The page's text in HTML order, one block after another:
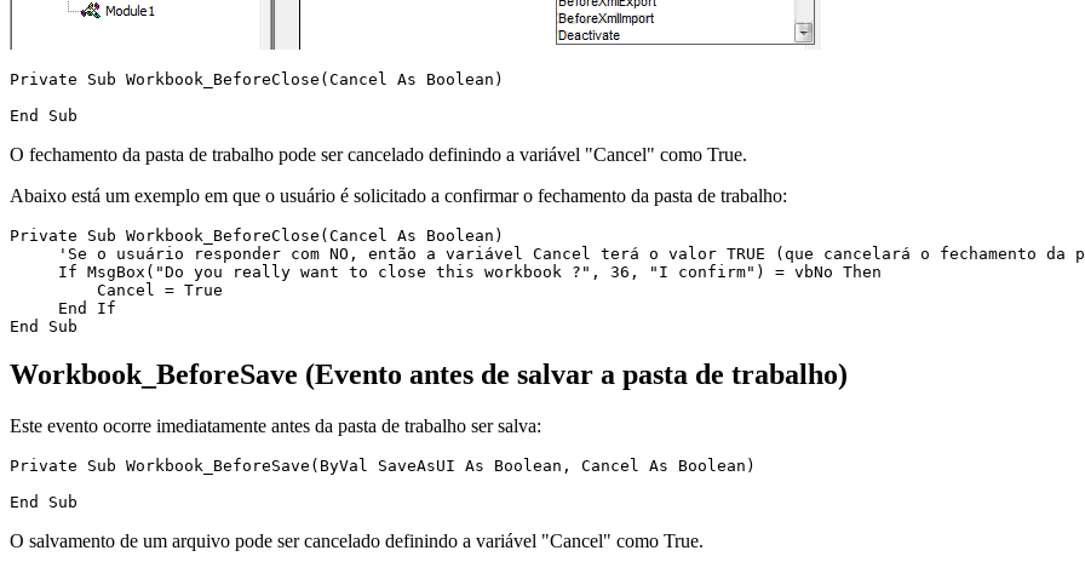
Private Sub Workbook_BeforeClose(Cancel As Boolean)
O fechamento da pasta de trabalho pode ser cancelado definindo a variável "Cancel" como True.
Abaixo está um exemplo em que o usuário é solicitado a confirmar o fechamento da pasta de trabalho:
Private Sub Workbook_BeforeClose(Cancel As Boolean)
'Se o usuário responder com NO, então a variável Cancel terá o valor TRUE (que cancelará o fechamento da
     If MsgBox("Do you really want to close this workbook ?", 36, "I confirm") = vbNo Then
         Cancel = True
     End If
Workbook_BeforeSave (Evento antes de salvar a pasta de trabalho)
Este evento ocorre imediatamente antes da pasta de trabalho ser salva:
Private Sub Workbook_BeforeSave(ByVal SaveAsUI As Boolean, Cancel As Boolean)
O salvamento de um arquivo pode ser cancelado definindo a variável "Cancel" como True.